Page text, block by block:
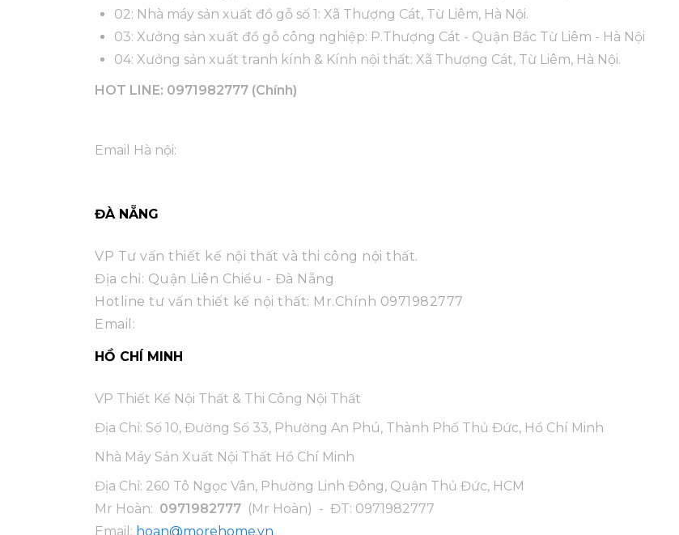
02: Nhà máy sản xuất đồ gỗ số 1: Xã Thượng Cát, Từ Liêm, Hà Nội.
03: Xưởng sản xuất đồ gỗ công nghiệp: P.Thượng Cát - Quận Bắc Từ Liêm - Hà Nội
04: Xưởng sản xuất tranh kính & Kính nội thất: Xã Thượng Cát, Từ Liêm, Hà Nội.
HOT LINE: 0971982777 (Chính)
Email Hà nội:
ĐÀ NẴNG
VP Tư vấn thiết kế nội thất và thi công nội thất.
Địa chỉ: Quận Liên Chiểu - Đà Nẵng
Hotline tư vấn thiết kế nội thất: Mr.Chính 0971982777
Email:
HỒ CHÍ MINH
VP Thiết Kế Nội Thất & Thi Công Nội Thất
Địa Chỉ: Số 10, Đường Số 33, Phường An Phú, Thành Phố Thủ Đức, Hồ Chí Minh
Nhà Máy Sản Xuất Nội Thất Hồ Chí Minh
Địa Chỉ: 260 Tô Ngọc Vân, Phường Linh Đông, Quận Thủ Đức, HCM
Mr Hoàn: 0971982777 (Mr Hoàn) - ĐT: 0971982777
Email: hoan@morehome.vn